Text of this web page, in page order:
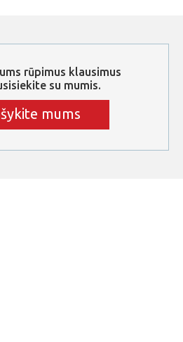
rūpimus klausimus
su mumis.
mums